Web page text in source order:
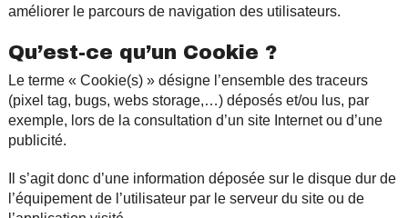
améliorer le parcours de navigation des utilisateurs.
Qu’est-ce qu’un Cookie ?
Le terme « Cookie(s) » désigne l’ensemble des traceurs
(pixel tag, bugs, webs storage,…) déposés et/ou lus, par
exemple, lors de la consultation d’un site Internet ou d’une
publicité.
Il s’agit donc d’une information déposée sur le disque dur de
l’équipement de l’utilisateur par le serveur du site ou de